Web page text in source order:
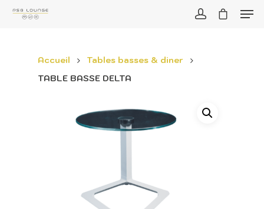
Accueil
Tables basses & diner
TABLE BASSE DELTA